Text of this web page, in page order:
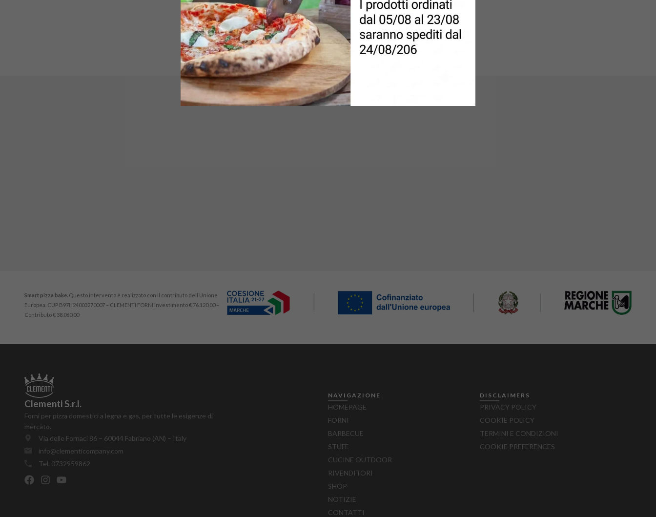
INVIA RICHIESTA
Smart pizza bake. Questo intervento è realizzato con il contributo dell’Unione
Europea. CUP B97H24003270007 – CLEMENTI FORNI Investimento € 76.120,00 –
Contributo € 38.060,00
Clementi S.r.l.
Forni per pizza domestici a legna e gas, per tutte le esigenze di
mercato.
Via delle Fornaci 86 – 60044 Fabriano (AN) – Italy
info@clementicompany.com
Tel. 0732959862
NAVIGAZIONE
HOMEPAGE
FORNI
BARBECUE
STUFE
CUCINE OUTDOOR
RIVENDITORI
SHOP
NOTIZIE
CONTATTI
DISCLAIMERS
PRIVACY POLICY
COOKIE POLICY
TERMINI E CONDIZIONI
COOKIE PREFERENCES